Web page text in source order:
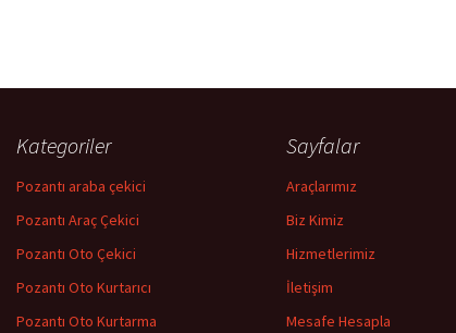
Kategoriler
Pozantı araba çekici
Pozantı Araç Çekici
Pozantı Oto Çekici
Pozantı Oto Kurtarıcı
Pozantı Oto Kurtarma
Sayfalar
Araçlarımız
Biz Kimiz
Hizmetlerimiz
İletişim
Mesafe Hesapla